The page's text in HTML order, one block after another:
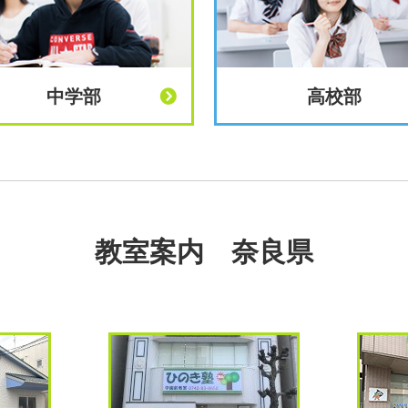
中学部 高校部
教室案内 奈良県